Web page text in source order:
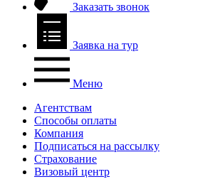
Заказать звонок
Заявка на тур
Меню
Агентствам
Способы оплаты
Компания
Подписаться на рассылку
Страхование
Визовый центр